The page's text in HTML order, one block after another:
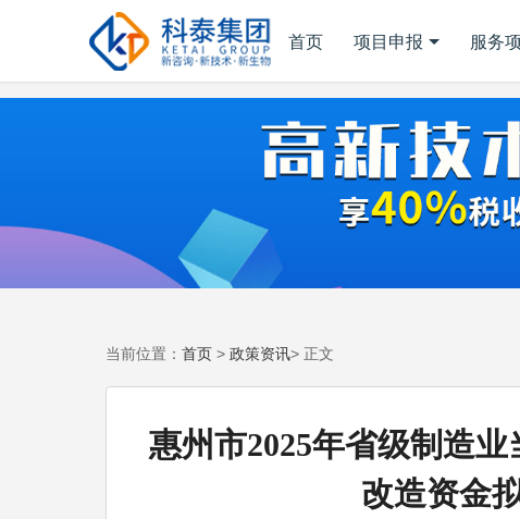
首页 项目申报 服务
当前位置： 首页 > 政策资讯> 正文
惠州市2025年省级制造
改造资金